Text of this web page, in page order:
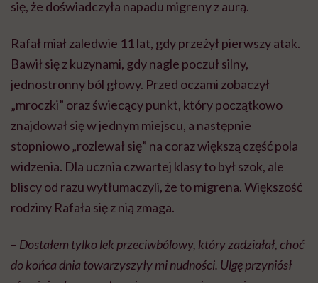
się, że doświadczyła napadu migreny z aurą.
Rafał miał zaledwie 11 lat, gdy przeżył pierwszy atak.
Bawił się z kuzynami, gdy nagle poczuł silny,
jednostronny ból głowy. Przed oczami zobaczył
„mroczki” oraz świecący punkt, który początkowo
znajdował się w jednym miejscu, a następnie
stopniowo „rozlewał się” na coraz większą część pola
widzenia. Dla ucznia czwartej klasy to był szok, ale
bliscy od razu wytłumaczyli, że to migrena. Większość
rodziny Rafała się z nią zmaga.
– Dostałem tylko lek przeciwbólowy, który zadziałał, choć
do końca dnia towarzyszyły mi nudności. Ulgę przyniósł